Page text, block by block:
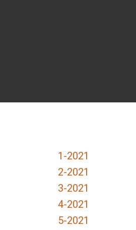
1-2021
2-2021
3-2021
4-2021
5-2021